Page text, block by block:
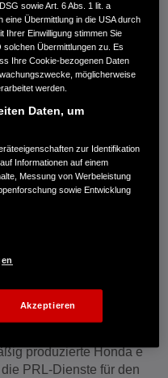
hat einen bedeutenden
to-Grid-Technologie
Pilotprojekts mit der Next
Betreiber virtueller
Honda als erster
für die
erhalten.
im Stromnetz
mit denen
und
die höchste
produzierte Honda e
PRL-Dienste für den
sowie Art. 6 Abs. 1 lit. a
Übermittlung in die USA durch
Ihrer Einwilligung stimmen Sie
solchen Übermittlungen zu. Es
Ihre Cookie-bezogenen Daten
möglicherweise
werden.
Daten, um
zur Identifikation
Informationen auf einem
Messung von Werbeleistung
sowie Entwicklung
Akzeptieren